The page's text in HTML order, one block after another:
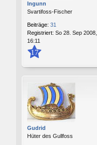
Ingunn
Svartifoss-Fischer
Beiträge: 31
Registriert: So 28. Sep 2008,
16:11
17
Gudrid
Hüter des Gullfoss